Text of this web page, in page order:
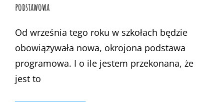
podstawowa
Od września tego roku w szkołach będzie
obowiązywała nowa, okrojona podstawa
programowa. I o ile jestem przekonana, że
jest to